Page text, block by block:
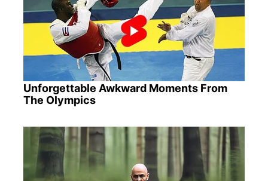
Unforgettable Awkward Moments From
The Olympics